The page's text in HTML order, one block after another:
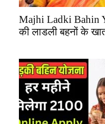
Majhi Ladki Bahin
की लाडली बहनों के